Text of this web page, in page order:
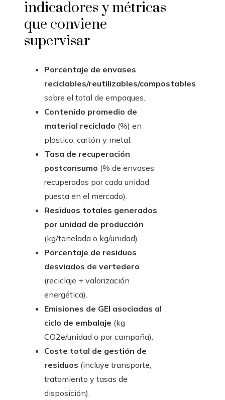
indicadores y métricas
que conviene
supervisar
Porcentaje de envases
reciclables/reutilizables/compostables
sobre el total de empaques.
Contenido promedio de
material reciclado (%) en
plástico, cartón y metal.
Tasa de recuperación
postconsumo (% de envases
recuperados por cada unidad
puesta en el mercado).
Residuos totales generados
por unidad de producción
(kg/tonelada o kg/unidad).
Porcentaje de residuos
desviados de vertedero
(reciclaje + valorización
energética).
Emisiones de GEI asociadas al
ciclo de embalaje (kg
CO2e/unidad o por campaña).
Coste total de gestión de
residuos (incluye transporte,
tratamiento y tasas de
disposición).